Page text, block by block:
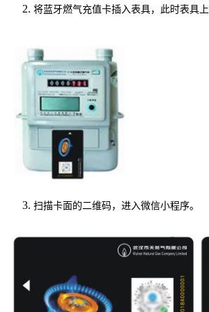
将蓝牙燃气充值卡插入表具，此时表具
扫描卡面的二维码，进入微信小程序。